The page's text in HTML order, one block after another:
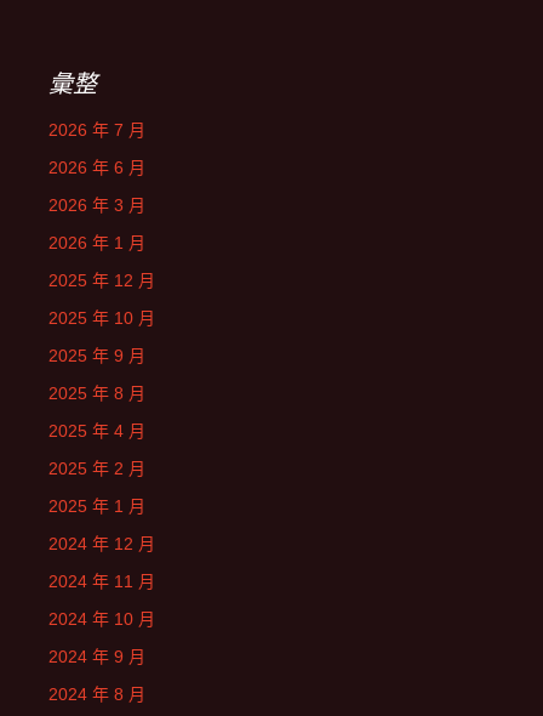
彙整
2026 年 7 月
2026 年 6 月
2026 年 3 月
2026 年 1 月
2025 年 12 月
2025 年 10 月
2025 年 9 月
2025 年 8 月
2025 年 4 月
2025 年 2 月
2025 年 1 月
2024 年 12 月
2024 年 11 月
2024 年 10 月
2024 年 9 月
2024 年 8 月